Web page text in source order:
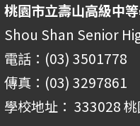
桃園市立壽山高級中
Shou Shan Senior
電話：(03) 3501778
傳真：(03) 3297861
學校地址： 333028